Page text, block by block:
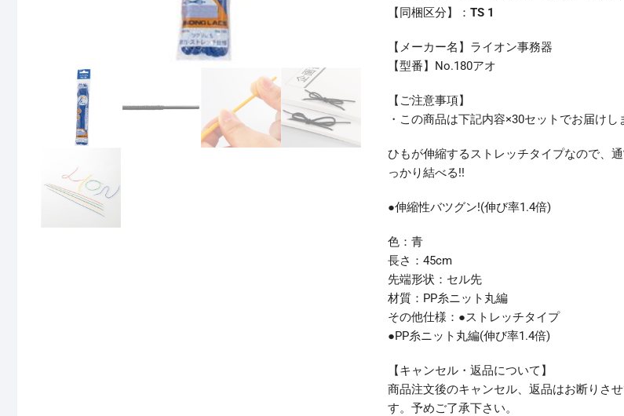
【同梱区分】： TS 1
【メーカー名】ライオン事務器
【型番】No.180アオ
【ご注意事項】
・この商品は下記内容×30セットでお届けし
ひもが伸縮するストレッチタイプなので、
っかり結べる!!
●伸縮性バツグン!(伸び率1.4倍)
色：青
長さ：45cm
先端形状：セル先
材質：PP糸ニット丸編
その他仕様：●ストレッチタイプ
●PP糸ニット丸編(伸び率1.4倍)
【キャンセル・返品について】
商品注文後のキャンセル、返品はお断りさ
す。予めご了承下さい。